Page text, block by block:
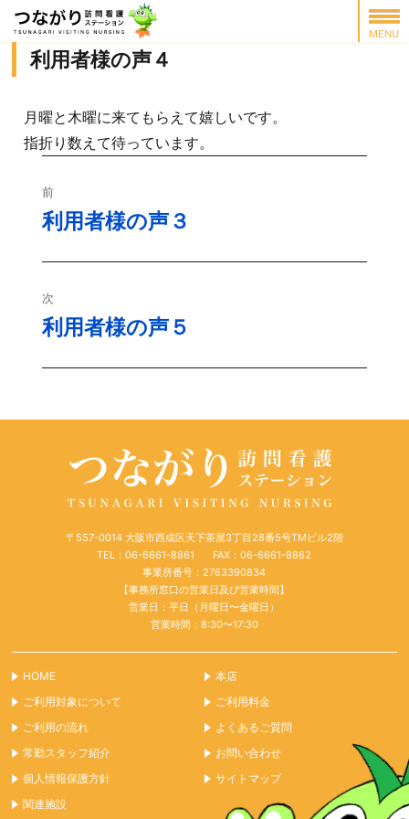
利用者様の声４
月曜と木曜に来てもらえて嬉しいです。
指折り数えて待っています。
稿
ビ
ゲ
ー
前
過
投
稿:
利用者様の声３
次
次
利用者様の声５
〒557-0014 大阪市西成区天下茶屋3丁目28番5号TMビル2階
TEL：06-6661-8861
FAX：06-6661-8862
事業所番号：2763390834
【事務所窓口の営業日及び営業時間】
営業日：平日（月曜日〜金曜日）
営業時間：8:30〜17:30
HOME
本店
ご利用対象について
ご利用料金
ご利用の流れ
よくあるご質問
常勤スタッフ紹介
お問い合わせ
個人情報保護方針
サイトマップ
関連施設